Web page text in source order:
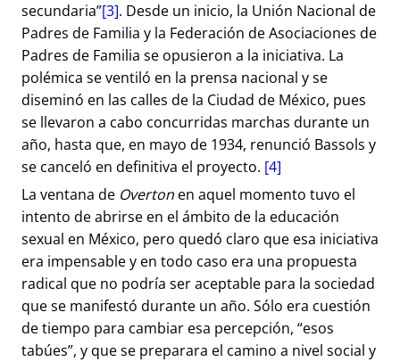
secundaria”[3]. Desde un inicio, la Unión Nacional de
Padres de Familia y la Federación de Asociaciones de
Padres de Familia se opusieron a la iniciativa. La
polémica se ventiló en la prensa nacional y se
diseminó en las calles de la Ciudad de México, pues
se llevaron a cabo concurridas marchas durante un
año, hasta que, en mayo de 1934, renunció Bassols y
se canceló en definitiva el proyecto. [4]
La ventana de Overton en aquel momento tuvo el
intento de abrirse en el ámbito de la educación
sexual en México, pero quedó claro que esa iniciativa
era impensable y en todo caso era una propuesta
radical que no podría ser aceptable para la sociedad
que se manifestó durante un año. Sólo era cuestión
de tiempo para cambiar esa percepción, “esos
tabúes”, y que se preparara el camino a nivel social y